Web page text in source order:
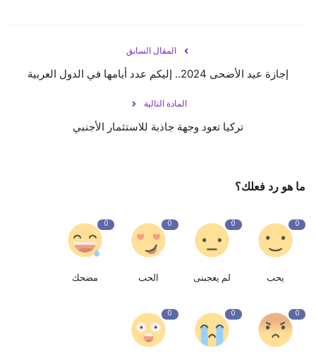
المقال السابق
إجازة عيد الأضحى 2024.. إليكم عدد أيامها في الدول العربية
المادة التالية
تركيا تعود وجهة جاذبة للاستثمار الأجنبي
ما هو رد فعلك؟
0
يحب
0
لم يعجبنى
0
الحب
0
مضحك
0
0
0